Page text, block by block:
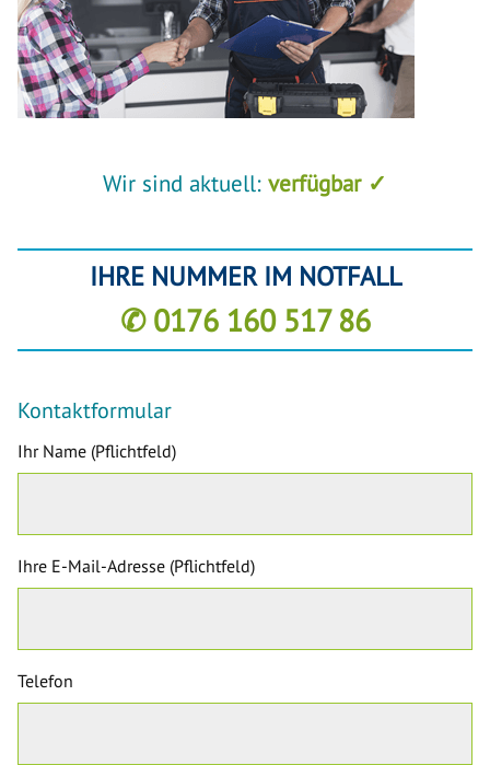
Wir sind aktuell: verfügbar ✓
IHRE NUMMER IM NOTFALL
✆ 0176 160 517 86
Kontaktformular
Ihr Name (Pflichtfeld)
Ihre E-Mail-Adresse (Pflichtfeld)
Telefon